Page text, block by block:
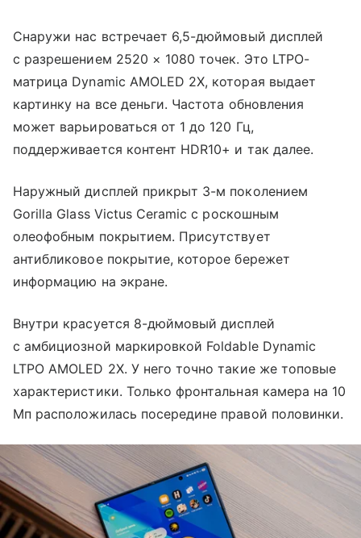
Снаружи нас встречает 6,5-дюймовый дисплей
с разрешением 2520 × 1080 точек. Это LTPO-
матрица Dynamic AMOLED 2X, которая выдает
картинку на все деньги. Частота обновления
может варьироваться от 1 до 120 Гц,
поддерживается контент HDR10+ и так далее.
Наружный дисплей прикрыт 3-м поколением
Gorilla Glass Victus Ceramic с роскошным
олеофобным покрытием. Присутствует
антибликовое покрытие, которое бережет
информацию на экране.
Внутри красуется 8-дюймовый дисплей
с амбициозной маркировкой Foldable Dynamic
LTPO AMOLED 2X. У него точно такие же топовые
характеристики. Только фронтальная камера на 10
Мп расположилась посередине правой половинки.